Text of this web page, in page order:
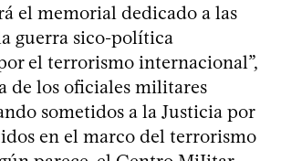
el memorial dedicado a las
guerra sico-política
el terrorismo internacional”,
de los oficiales militares
sometidos a la Justicia por
en el marco del terrorismo